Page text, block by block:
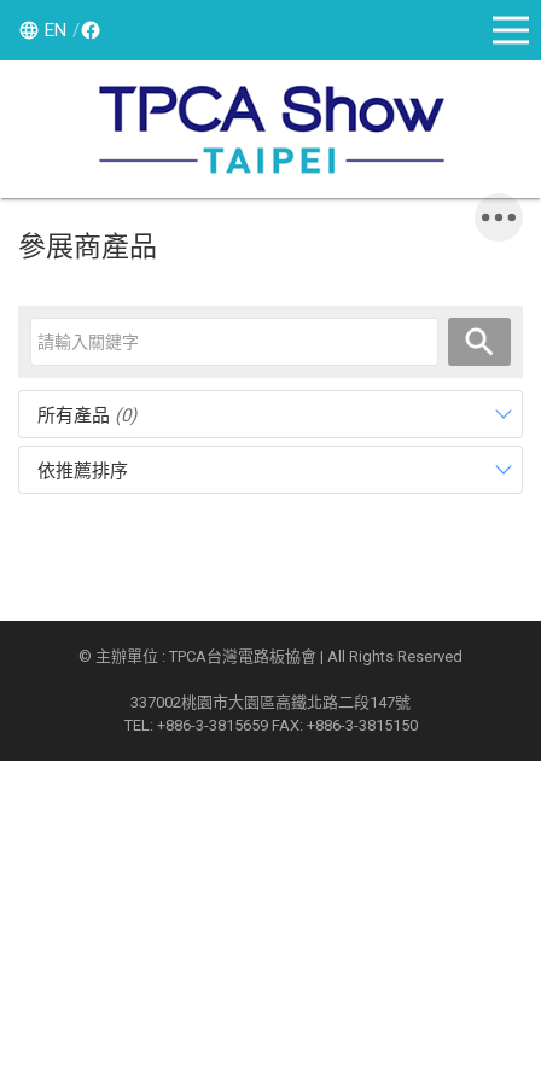
EN
參展商產品
所有產品 (0)
依推薦排序
© 主辦單位 : TPCA台灣電路板協會 | All Rights Reserved
337002桃園市大園區高鐵北路二段147號
TEL: +886-3-3815659 FAX: +886-3-3815150